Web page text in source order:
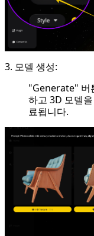
3. 모델 생성:
"Generate" 버
하고 3D 모델
료됩니다.